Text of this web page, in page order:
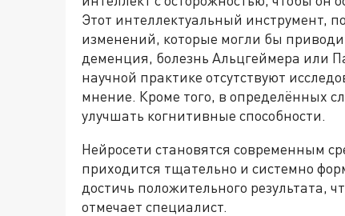
Этот интеллектуальный инструмент,
изменений, которые могли бы
деменция, болезнь Альцгеймера или
научной практике отсутствуют
мнение. Кроме того, в определённых
улучшать когнитивные способности.
Нейросети становятся современным
приходится тщательно и системно
достичь положительного результата,
отмечает специалист.